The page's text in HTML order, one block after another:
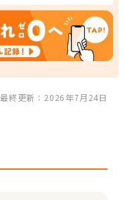
最終更新：2026年7月24日